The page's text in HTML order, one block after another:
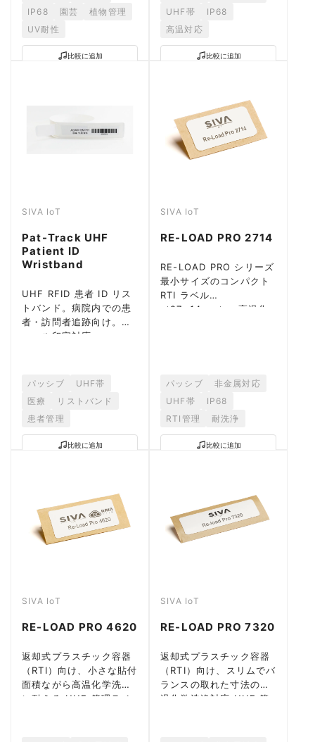
IP68
園芸
植物管理
UV耐性
比較に追加
UHF帯
IP68
高温対応
比較に追加
SIVA IoT
Pat-Track UHF
Patient ID
Wristband
UHF RFID 患者 ID リス
トバンド。病院内での患
者・訪問者追跡向け。サ
ーマル印字対応。
パッシブ
UHF帯
医療
リストバンド
患者管理
比較に追加
SIVA IoT
RE-LOAD PRO 2714
RE-LOAD PRO シリーズ
最小サイズのコンパクト
RTI ラベル
（27×14mm）。高温化
パッシブ
非金属対応
UHF帯
IP68
RTI管理
耐洗浄
比較に追加
SIVA IoT
RE-LOAD PRO 4620
返却式プラスチック容器
（RTI）向け、小さな貼付
面積ながら高温化学洗浄
に耐える UHF 管理ラベ
SIVA IoT
RE-LOAD PRO 7320
返却式プラスチック容器
（RTI）向け、スリムでバ
ランスの取れた寸法の高
温化学洗浄対応 UHF 管